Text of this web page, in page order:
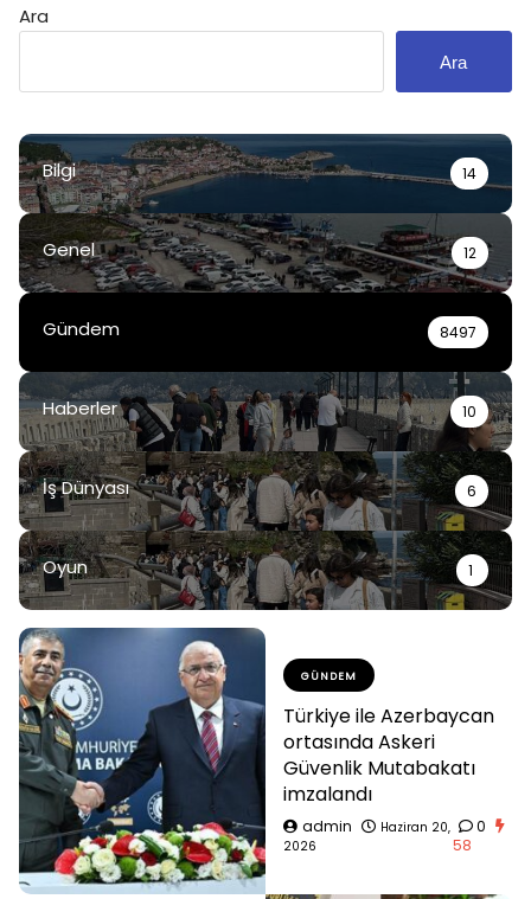
Ara
Ara
Bilgi 14
Genel 12
Gündem 8497
Haberler 10
İş Dünyası 6
Oyun 1
GÜNDEM
Türkiye ile Azerbaycan
ortasında Askeri
Güvenlik Mutabakatı
imzalandı
admin
Haziran 20,
2026
0
58